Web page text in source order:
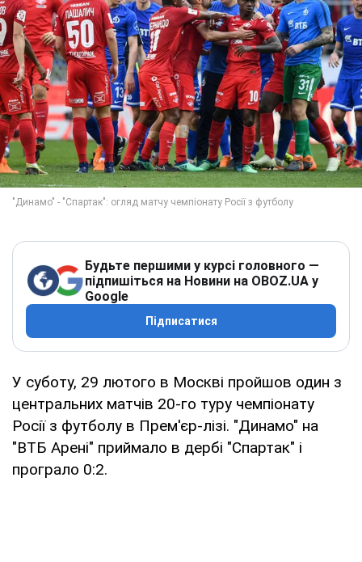
Будьте першими у курсі головного —
підпишіться на Новини на OBOZ.UA у
Google
Підписатися
У суботу, 29 лютого в Москві пройшов один з
центральних матчів 20-го туру чемпіонату
Росії з футболу в Прем'єр-лізі. "Динамо" на
"ВТБ Арені" приймало в дербі "Спартак" і
програло 0:2.